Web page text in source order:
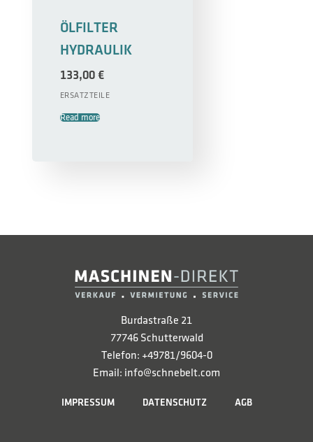
ÖLFILTER
HYDRAULIK
133,00 €
ERSATZTEILE
Read more
Burdastraße 21
77746 Schutterwald
Telefon: +49781/9604-0
Email: info@schnebelt.com
IMPRESSUM DATENSCHUTZ AGB